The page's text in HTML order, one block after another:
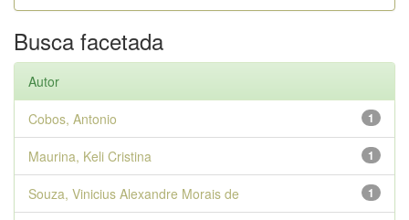
Busca facetada
Autor
1
Cobos, Antonio
1
Maurina, Keli Cristina
1
Souza, Vinicius Alexandre Morais de